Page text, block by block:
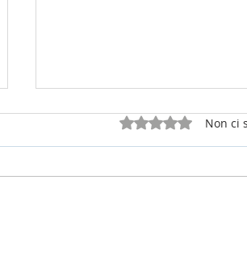
Valutazione 0Non ci